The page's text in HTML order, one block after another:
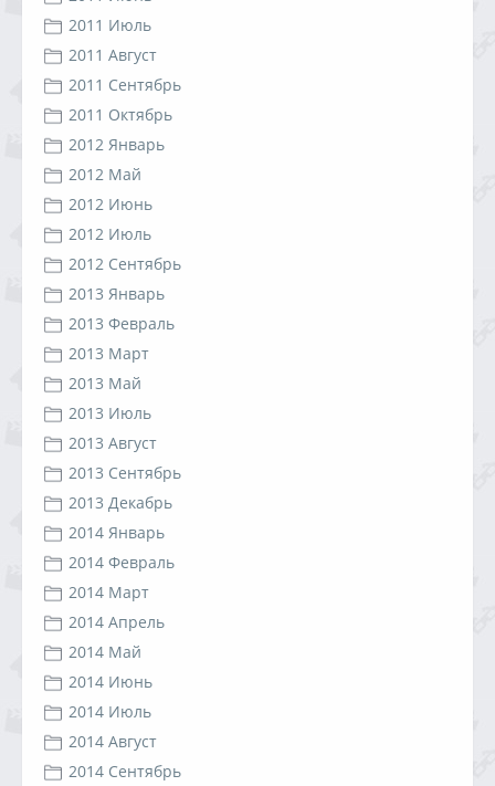
2011 Июль
2011 Август
2011 Сентябрь
2011 Октябрь
2012 Январь
2012 Май
2012 Июнь
2012 Июль
2012 Сентябрь
2013 Январь
2013 Февраль
2013 Март
2013 Май
2013 Июль
2013 Август
2013 Сентябрь
2013 Декабрь
2014 Январь
2014 Февраль
2014 Март
2014 Апрель
2014 Май
2014 Июнь
2014 Июль
2014 Август
2014 Сентябрь